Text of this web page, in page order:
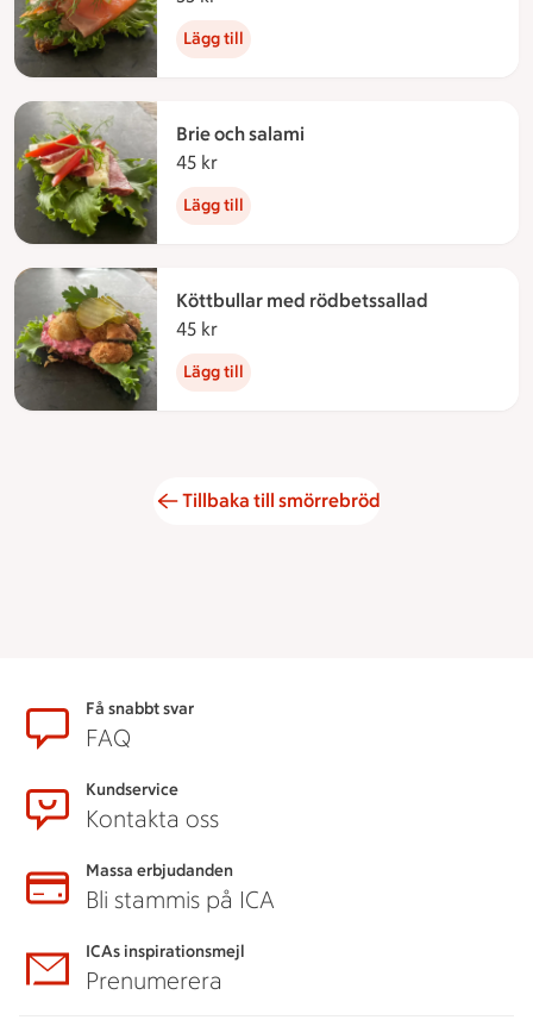
Lägg till
Brie och salami
45 kr
Lägg till
Köttbullar med rödbetssallad
45 kr
Lägg till
Tillbaka till smörrebröd
SidfotFå snabbt svar
FAQ
Kundservice
Kontakta oss
Massa erbjudanden
Bli stammis på ICA
ICAs inspirationsmejl
Prenumerera